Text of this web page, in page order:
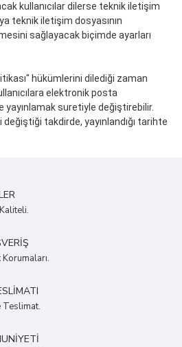
kullanıcılar dilerse teknik iletişim
teknik iletişim dosyasının
sağlayacak biçimde ayarları
hükümlerini dilediği zaman
elektronik posta
suretiyle değiştirebilir.
takdirde, yayınlandığı tarihte
Teslimat.